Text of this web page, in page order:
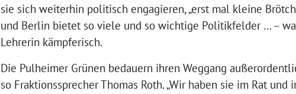
sie sich weiterhin politisch engagieren, „erst mal kleine
und Berlin bietet so viele und so wichtige Politikfelder … –
Lehrerin kämpferisch.
Die Pulheimer Grünen bedauern ihren Weggang
so Fraktionssprecher Thomas Roth. „Wir haben sie im Rat